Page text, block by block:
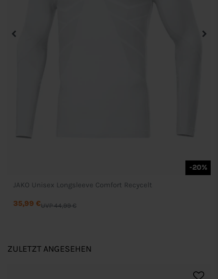
-20%
JAKO Unisex Longsleeve Comfort Recycelt
UVP 44,99 €
35,99 €
ZULETZT ANGESEHEN